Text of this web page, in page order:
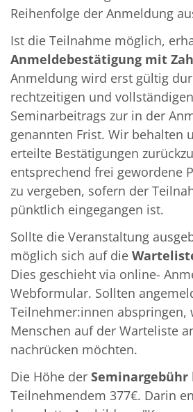
Reihenfolge der Anmeldung
Ist die Teilnahme möglich,
Anmeldebestätigung mit
Anmeldung wird erst gültig
rechtzeitigen und
Seminarbeitrags zur in der
genannten Frist. Wir behalten
erteilte Bestätigungen
entsprechend frei ge­wordene
zu vergeben, sofern der
pünkt­lich eingegangen ist.
Sollte die Veranstaltung
möglich sich auf die
Dies geschieht via online-
Webformular. Sollten
Teilnehmer:innen abspringen,
Menschen auf der Warteliste
nachrücken möchten.
Die Höhe der Seminargebühr
Teilnehmendem 377€. Darin